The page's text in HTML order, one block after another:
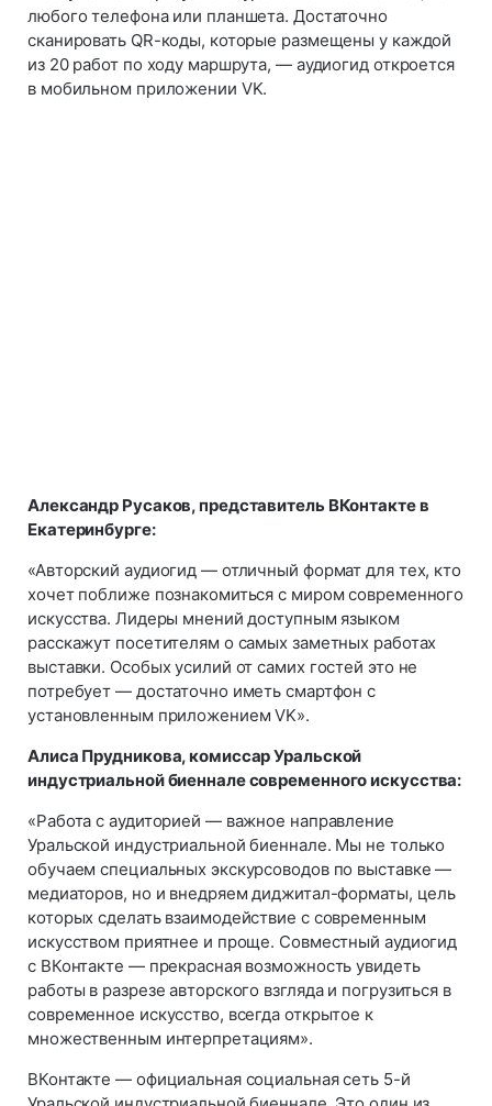
любого телефона или планшета. Достаточно
сканировать QR-коды, которые размещены у каждой
из 20 работ по ходу маршрута, — аудиогид откроется
в мобильном приложении VK.
Александр Русаков, представитель ВКонтакте в
Екатеринбурге:
«Авторский аудиогид — отличный формат для тех, кто
хочет поближе познакомиться с миром современного
искусства. Лидеры мнений доступным языком
расскажут посетителям о самых заметных работах
выставки. Особых усилий от самих гостей это не
потребует — достаточно иметь смартфон с
установленным приложением VK».
Алиса Прудникова, комиссар Уральской
индустриальной биеннале современного искусства:
«Работа с аудиторией — важное направление
Уральской индустриальной биеннале. Мы не только
обучаем специальных экскурсоводов по выставке —
медиаторов, но и внедряем диджитал-форматы, цель
которых сделать взаимодействие с современным
искусством приятнее и проще. Совместный аудиогид
с ВКонтакте — прекрасная возможность увидеть
работы в разрезе авторского взгляда и погрузиться в
современное искусство, всегда открытое к
множественным интерпретациям».
ВКонтакте — официальная социальная сеть 5-й